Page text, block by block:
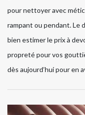
pour nettoyer avec
rampant ou pendant. Le
bien estimer le prix à
propreté pour vos
dès aujourd’hui pour en